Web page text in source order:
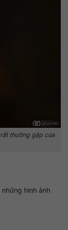
thường gặp của
hình ảnh